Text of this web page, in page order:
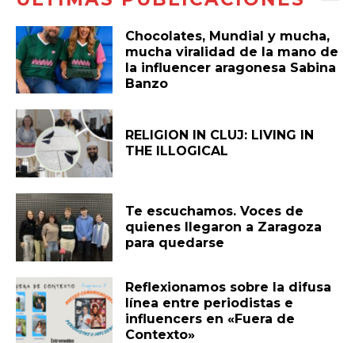
Chocolates, Mundial y mucha,
mucha viralidad de la mano de
la influencer aragonesa Sabina
Banzo
RELIGION IN CLUJ: LIVING IN
THE ILLOGICAL
Te escuchamos. Voces de
quienes llegaron a Zaragoza
para quedarse
Reflexionamos sobre la difusa
línea entre periodistas e
influencers en «Fuera de
Contexto»